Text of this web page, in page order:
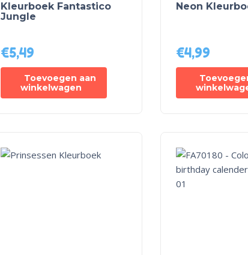
Kleurboek Fantastico
Jungle
€5,49
Toevoegen aan
winkelwagen
Neon
€4,99